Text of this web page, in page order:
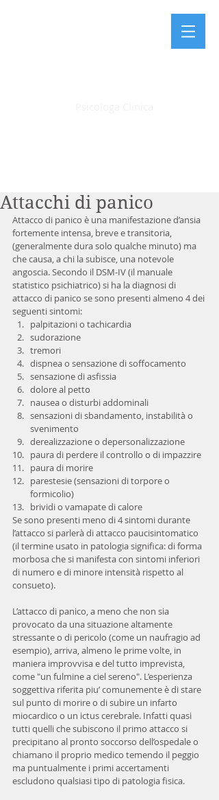
Attacchi di panico
Attacco di panico è una manifestazione d’ansia
fortemente intensa, breve e transitoria,
(generalmente dura solo qualche minuto) ma
che causa, a chi la subisce, una notevole
angoscia. Secondo il DSM-IV (il manuale
statistico psichiatrico) si ha la diagnosi di
attacco di panico se sono presenti almeno 4 dei
seguenti sintomi:
palpitazioni o tachicardia
sudorazione
tremori
dispnea o sensazione di soffocamento
sensazione di asfissia
dolore al petto
nausea o disturbi addominali
sensazioni di sbandamento, instabilità o
svenimento
derealizzazione o depersonalizzazione
paura di perdere il controllo o di impazzire
paura di morire
parestesie (sensazioni di torpore o
formicolio)
brividi o vamapate di calore
Se sono presenti meno di 4 sintomi durante
l’attacco si parlerà di attacco paucisintomatico
(il termine usato in patologia significa: di forma
morbosa che si manifesta con sintomi inferiori
di numero e di minore intensità rispetto al
consueto).
L’attacco di panico, a meno che non sia
provocato da una situazione altamente
stressante o di pericolo (come un naufragio ad
esempio), arriva, almeno le prime volte, in
maniera improvvisa e del tutto imprevista,
come "un fulmine a ciel sereno". L’esperienza
soggettiva riferita piu’ comunemente è di stare
sul punto di morire o di subire un infarto
miocardico o un ictus cerebrale. Infatti quasi
tutti quelli che subiscono il primo attacco si
precipitano al pronto soccorso dell’ospedale o
chiamano il proprio medico temendo il peggio
ma puntualmente i primi accertamenti
escludono qualsiasi tipo di patologia fisica.